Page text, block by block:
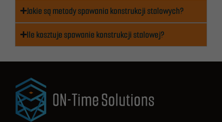
Jakie są metody spawania konstrukcji stalowych?
Ile kosztuje spawanie konstrukcji stalowej?